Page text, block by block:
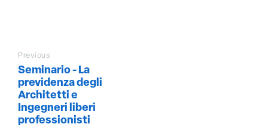
Previous
Seminario - La
previdenza degli
Architetti e
Ingegneri liberi
professionisti